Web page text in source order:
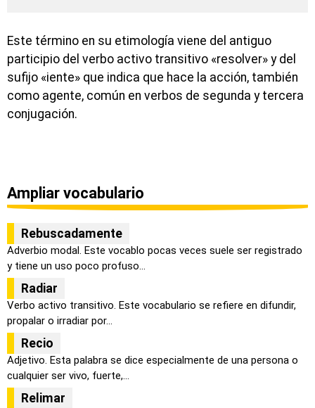
Este término en su etimología viene del antiguo
participio del verbo activo transitivo «resolver» y del
sufijo «iente» que indica que hace la acción, también
como agente, común en verbos de segunda y tercera
conjugación.
Ampliar vocabulario
Rebuscadamente
Adverbio modal. Este vocablo pocas veces suele ser registrado
y tiene un uso poco profuso...
Radiar
Verbo activo transitivo. Este vocabulario se refiere en difundir,
propalar o irradiar por...
Recio
Adjetivo. Esta palabra se dice especialmente de una persona o
cualquier ser vivo, fuerte,...
Relimar